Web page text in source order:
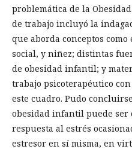
problemática de la
de trabajo incluyó la
que aborda conceptos
social, y niñez; distintas
de obesidad infantil; y
trabajo psicoterapéutico
este cuadro. Pudo
obesidad infantil puede ser
respuesta al estrés
estresor en sí misma, en